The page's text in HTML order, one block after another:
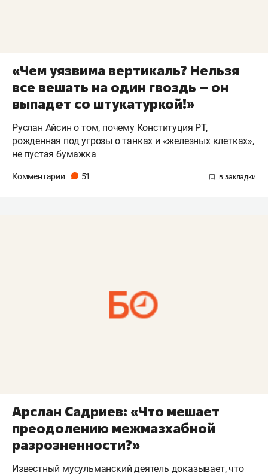
«Чем уязвима вертикаль? Нельзя
все вешать на один гвоздь – он
выпадет со штукатуркой!»
Руслан Айсин о том, почему Конституция РТ,
рожденная под угрозы о танках и «железных клетках»,
не пустая бумажка
Комментарии 51
Арслан Садриев: «Что мешает
преодолению межмазхабной
разрозненности?»
Известный мусульманский деятель доказывает, что